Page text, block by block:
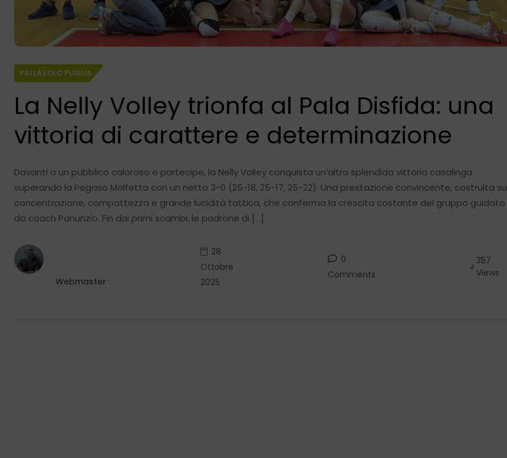
PALLAVOLO PUGLIA
La Nelly Volley trionfa al Pala Disfida: una
vittoria di carattere e determinazione
Davanti a un pubblico caloroso e partecipe, la Nelly Volley conquista un’altra splendida vittoria casalinga
superando la Pegaso Molfetta con un netto 3-0 (25-18, 25-17, 25-22). Una prestazione convincente, costruita su
concentrazione, compattezza e grande lucidità tattica, che conferma la crescita costante del gruppo guidato
da coach Panunzio. Fin dai primi scambi, le padrone di […]
Webmaster
28
Ottobre
2025
0
Comments
357
Views